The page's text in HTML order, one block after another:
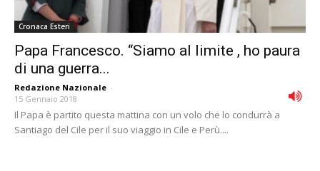
Cronaca Esteri
Papa Francesco. “Siamo al limite , ho paura
di una guerra...
Redazione Nazionale -
15 Gennaio 2018
Il Papa è partito questa mattina con un volo che lo condurrà a
Santiago del Cile per il suo viaggio in Cile e Perù....